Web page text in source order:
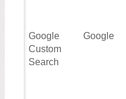
Google
Custom
Search
Google